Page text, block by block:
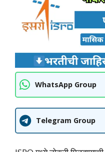
WhatsApp Group
Telegram Group